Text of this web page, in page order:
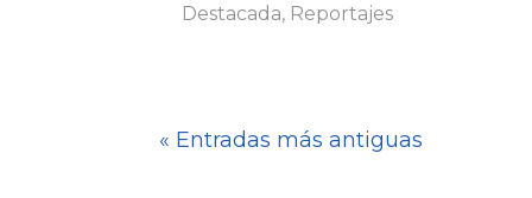
Destacada, Reportajes
« Entradas más antiguas